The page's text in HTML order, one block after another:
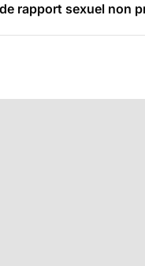
rapport sexuel non